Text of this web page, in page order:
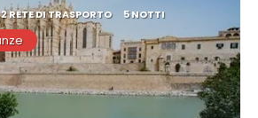
2 RETE DI TRASPORTO 5 NOTTI